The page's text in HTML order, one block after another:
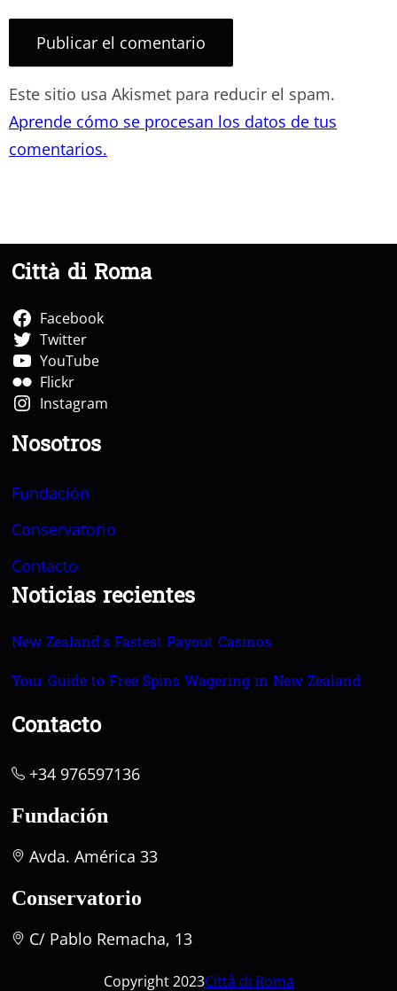
Este sitio usa Akismet para reducir el spam.
Aprende cómo se procesan los datos de tus
comentarios.
Città di Roma
Facebook
Twitter
YouTube
Flickr
Instagram
Nosotros
Fundación
Conservatorio
Contacto
Noticias recientes
New Zealand’s Fastest Payout Casinos
Your Guide to Free Spins Wagering in New Zealand
Contacto
+34 976597136
Fundación
Avda. América 33
Conservatorio
C/ Pablo Remacha, 13
Copyright 2023Città di Roma